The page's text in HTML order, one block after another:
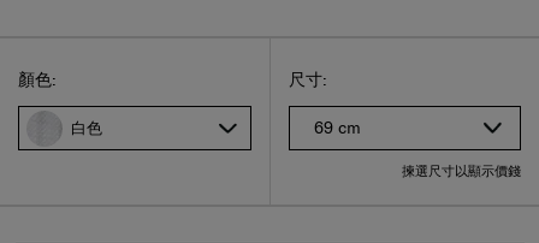
選擇尺碼
Select
尺寸:
69 cm
揀選尺寸以顯示價錢
Select
顏色:
白色